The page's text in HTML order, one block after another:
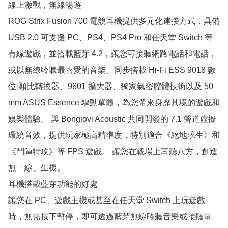
線上激戰，無線暢遊
ROG Strix Fusion 700 電競耳機提供多元化連接方式，具備
USB 2.0 可支援 PC、PS4、PS4 Pro 和任天堂 Switch 等
有線遊戲，並搭載藍芽 4.2，讓您可接聽網路電話和電話，
或以無線聆聽最喜愛的音樂。同步搭載 Hi-Fi ESS 9018 數
位-類比轉換器、9601 擴大器、獨家氣密腔體技術以及 50
mm ASUS Essence 驅動單體，為您帶來身歷其境的遊戲和
娛樂體驗。 與 Bongiovi Acoustic 共同開發的 7.1 聲道虛擬
環繞音效，提供玩家極高精準度，特別適合《絕地求生》和
《鬥陣特攻》等 FPS 遊戲。 讓您在戰場上耳聽八方，創造
無「線」生機。
耳機搭載藍芽功能的好處
讓您在 PC、遊戲主機或甚至在任天堂 Switch 上玩遊戲
時，無需按下暫停，即可透過藍芽無線聆聽音樂或接聽電